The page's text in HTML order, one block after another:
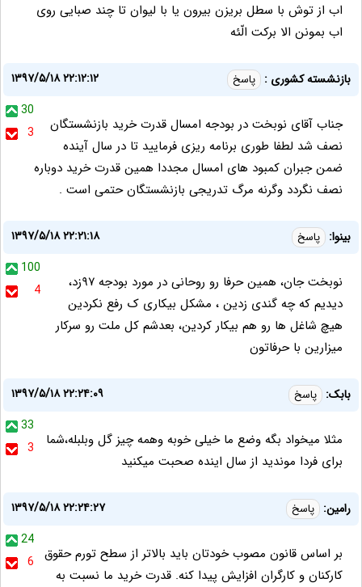
اب از توش با سطل بریزن بیرون یا با لیوان تا چند صبایی روی
اب بمونن الا برکت الّئه
بازنشسته کشوری : پاسخ
۱۳۹۷/۵/۱۸ ۲۲:۱۲:۱۲
30
3
جناب آقای نوبخت در بودجه امسال قدرت خرید بازنشستگان
نصف شد لطفا طوری برنامه ریزی فرمایید تا در سال آینده
ضمن جبران کمبود های امسال مجددا همین قدرت خرید دوباره
نصف نگردد وگرنه مرگ تدریجی بازنشستگان حتمی است .
بینوا: پاسخ
۱۳۹۷/۵/۱۸ ۲۲:۲۱:۱۸
100
4
نوبخت جان، همین حرفا رو روحانی در مورد بودجه ۹۷زد،
دیدیم که چه گندی زدین ، مشکل بیکاری ک رفع نکردین
هیچ شاغل ها رو هم بیکار کردین، بعدشم کل ملت رو سرکار
میزارین با حرفاتون
بابک: پاسخ
۱۳۹۷/۵/۱۸ ۲۲:۲۴:۰۹
33
3
مثلا میخواد بگه وضع ما خیلی خوبه وهمه چیز گل وبلبله،شما
برای فردا موندید از سال اینده صحبت میکنید
رامین: پاسخ
۱۳۹۷/۵/۱۸ ۲۲:۲۴:۲۷
24
6
بر اساس قانون مصوب خودتان باید بالاتر از سطح تورم حقوق
کارکنان و کارگران افزایش پیدا کنه. قدرت خرید ما نسبت به